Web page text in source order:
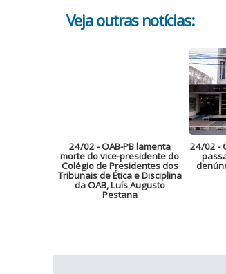
Veja outras notícias:
24/02 - OAB-PB lamenta
morte do vice-presidente do
Colégio de Presidentes dos
Tribunais de Ética e Disciplina
da OAB, Luís Augusto
Pestana
24/02 -